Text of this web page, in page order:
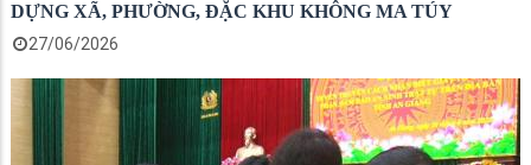
DỰNG XÃ, PHƯỜNG, ĐẶC KHU KHÔNG MA TÚY
27/06/2026